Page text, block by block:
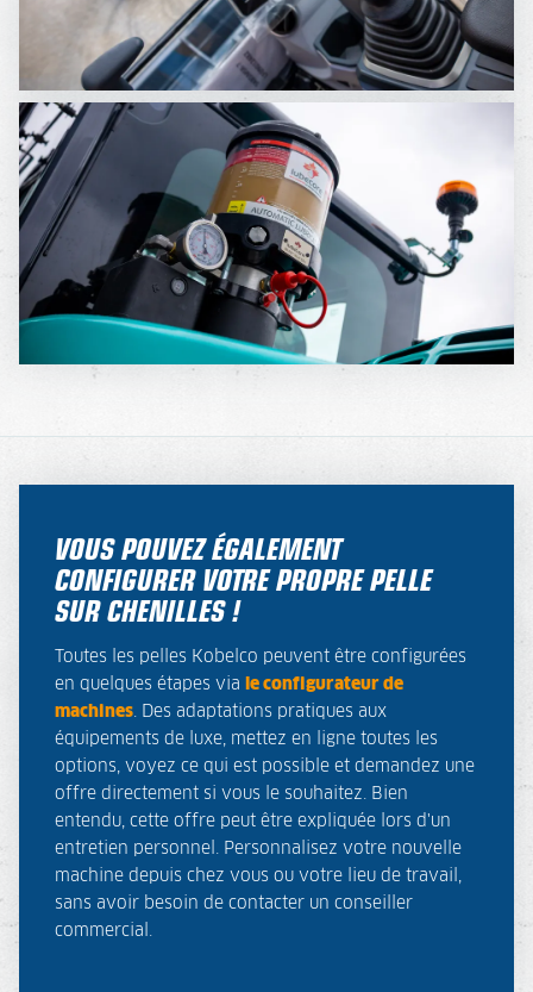
VOUS POUVEZ ÉGALEMENT
CONFIGURER VOTRE PROPRE PELLE
SUR CHENILLES !
Toutes les pelles Kobelco peuvent être configurées
en quelques étapes via
le configurateur de
machines. Des adaptations pratiques aux
équipements de luxe, mettez en ligne toutes les
options, voyez ce qui est possible et demandez une
offre directement si vous le souhaitez. Bien
entendu, cette offre peut être expliquée lors d'un
entretien personnel. Personnalisez votre nouvelle
machine depuis chez vous ou votre lieu de travail,
sans avoir besoin de contacter un conseiller
commercial.